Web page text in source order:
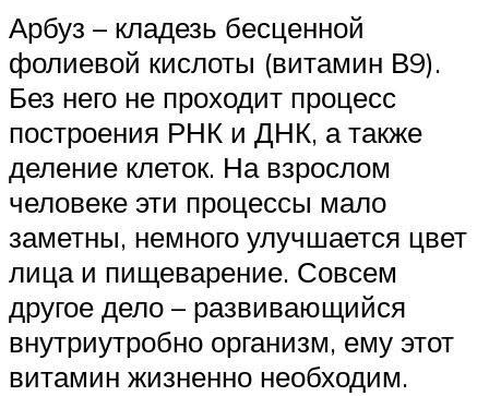
Арбуз – кладезь бесценной
фолиевой кислоты (витамин В9).
Без него не проходит процесс
построения РНК и ДНК, а также
деление клеток. На взрослом
человеке эти процессы мало
заметны, немного улучшается цвет
лица и пищеварение. Совсем
другое дело – развивающийся
внутриутробно организм, ему этот
витамин жизненно необходим.